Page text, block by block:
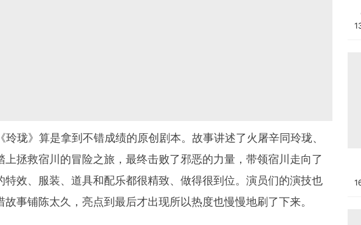
珑》算是拿到不错成绩的原创剧本。故事讲述了火屠辛同玲珑、
上拯救宿川的冒险之旅，最终击败了邪恶的力量，带领宿川走向了
特效、服装、道具和配乐都很精致、做得很到位。演员们的演技也
事铺陈太久，亮点到最后才出现所以热度也慢慢地刷了下来。